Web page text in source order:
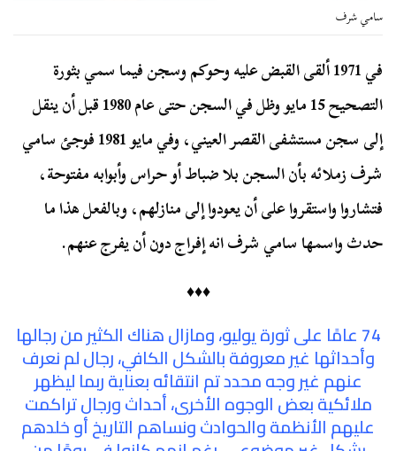
سامي شرف
في 1971 ألقى القبض عليه وحوكم وسجن فيما سمي بثورة
التصحيح 15 مايو وظل في السجن حتى عام 1980 قبل أن ينقل
إلى سجن مستشفى القصر العيني، وفي مايو 1981 فوجئ سامي
شرف زملائه بأن السجن بلا ضباط أو حراس وأبوابه مفتوحة،
فتشاروا واستقروا على أن يعودوا إلى منازلهم، وبالفعل هذا ما
حدث واسمها سامي شرف انه إفراج دون أن يفرج عنهم.
♦♦♦
74 عامًا على ثورة يوليو، ومازال هناك الكثير من رجالها
وأحداثها غير معروفة بالشكل الكافي، رجال لم نعرف
عنهم غير وجه محدد تم انتقائه بعناية ربما ليظهر
ملائكية بعض الوجوه الأخرى، أحداث ورجال تراكمت
عليهم الأنظمة والحوادث ونساهم التاريخ أو خلدهم